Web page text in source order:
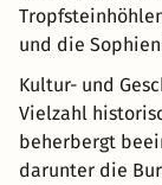
und die
Kultur- und
Vielzahl
beherbergt
darunter die